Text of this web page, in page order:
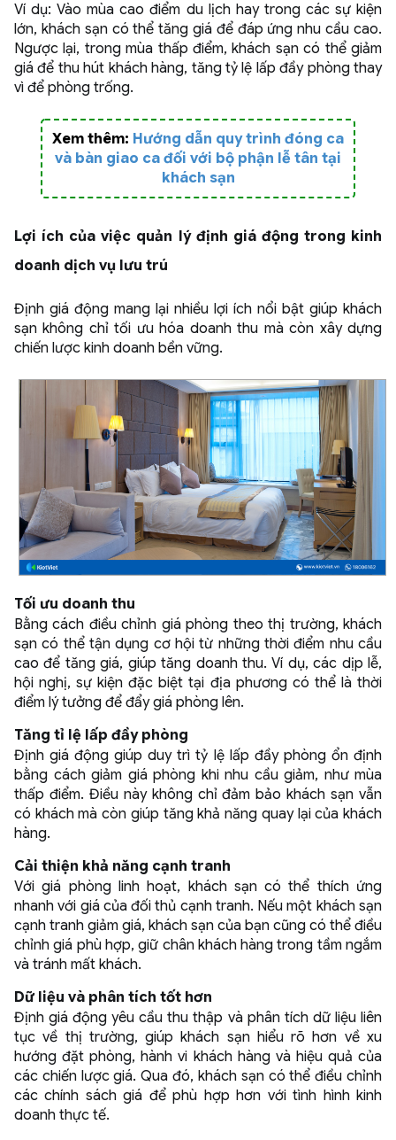
Ví dụ: Vào mùa cao điểm du lịch hay trong các sự kiện
lớn, khách sạn có thể tăng giá để đáp ứng nhu cầu cao.
Ngược lại, trong mùa thấp điểm, khách sạn có thể giảm
giá để thu hút khách hàng, tăng tỷ lệ lấp đầy phòng thay
vì để phòng trống.
Xem thêm: Hướng dẫn quy trình đóng ca
và bàn giao ca đối với bộ phận lễ tân tại
khách sạn
Lợi ích của việc quản lý định giá động trong kinh
doanh dịch vụ lưu trú
Định giá động mang lại nhiều lợi ích nổi bật giúp khách
sạn không chỉ tối ưu hóa doanh thu mà còn xây dựng
chiến lược kinh doanh bền vững.
Tối ưu doanh thu
Bằng cách điều chỉnh giá phòng theo thị trường, khách
sạn có thể tận dụng cơ hội từ những thời điểm nhu cầu
cao để tăng giá, giúp tăng doanh thu. Ví dụ, các dịp lễ,
hội nghị, sự kiện đặc biệt tại địa phương có thể là thời
điểm lý tưởng để đẩy giá phòng lên.
Tăng tỉ lệ lấp đầy phòng
Định giá động giúp duy trì tỷ lệ lấp đầy phòng ổn định
bằng cách giảm giá phòng khi nhu cầu giảm, như mùa
thấp điểm. Điều này không chỉ đảm bảo khách sạn vẫn
có khách mà còn giúp tăng khả năng quay lại của khách
hàng.
Cải thiện khả năng cạnh tranh
Với giá phòng linh hoạt, khách sạn có thể thích ứng
nhanh với giá của đối thủ cạnh tranh. Nếu một khách sạn
cạnh tranh giảm giá, khách sạn của bạn cũng có thể điều
chỉnh giá phù hợp, giữ chân khách hàng trong tầm ngắm
và tránh mất khách.
Dữ liệu và phân tích tốt hơn
Định giá động yêu cầu thu thập và phân tích dữ liệu liên
tục về thị trường, giúp khách sạn hiểu rõ hơn về xu
hướng đặt phòng, hành vi khách hàng và hiệu quả của
các chiến lược giá. Qua đó, khách sạn có thể điều chỉnh
các chính sách giá để phù hợp hơn với tình hình kinh
doanh thực tế.